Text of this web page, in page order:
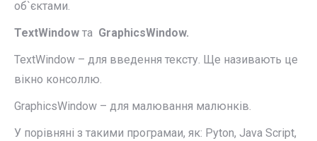
об`єктами.
TextWindow та GraphicsWindow.
TextWindow – для введення тексту. Ще називають це
вікно консоллю.
GraphicsWindow – для малювання малюнків.
У порівняні з такими програмаи, як: Pyton, Java Script,